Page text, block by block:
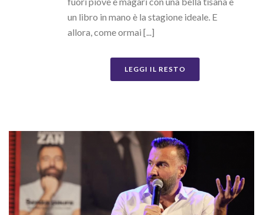
un libro in mano è la stagione ideale. E
allora, come ormai [...]
LEGGI IL RESTO